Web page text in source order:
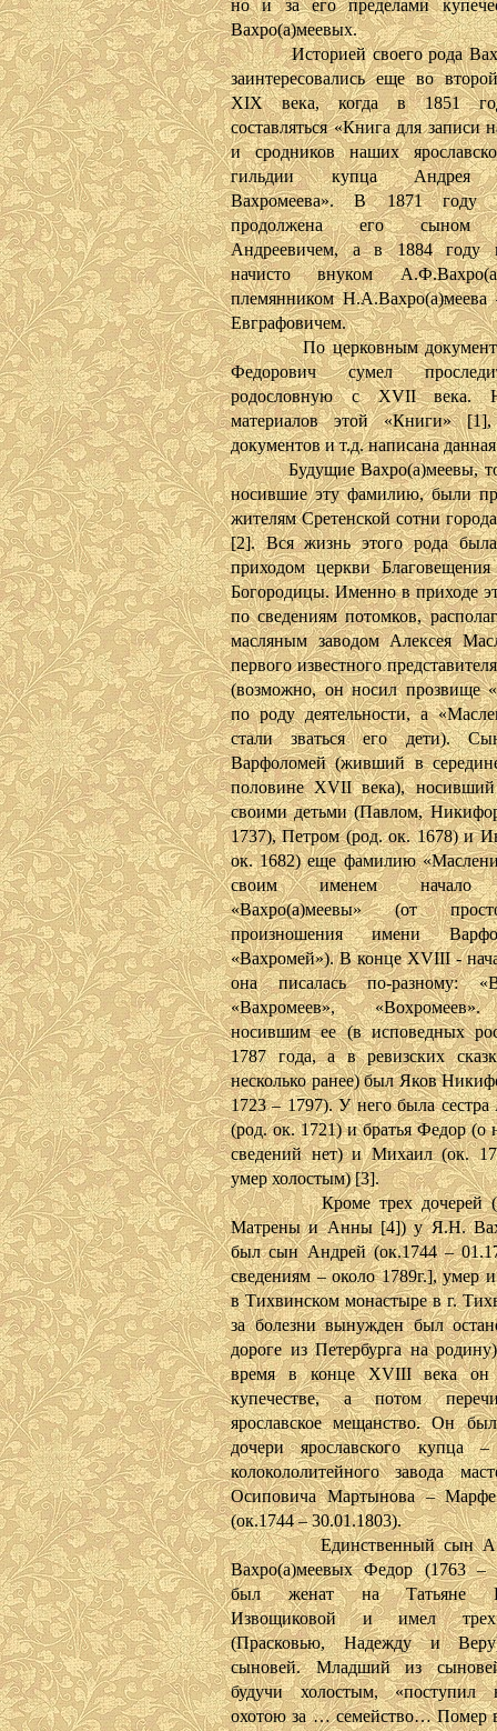
но и за его пределами
Вахро(а)меевых.
Историей своего рода
заинтересовались еще во
XIX века, когда в 1851
составляться «Книга для записи
и сродников наших
гильдии купца Андрея
Вахромеева». В 1871 году
продолжена его сыном
Андреевичем, а в 1884 году
начисто внуком
племянником
Евграфовичем.
По церковным
Федорович сумел
родословную с XVII века.
материалов этой «Книги»
документов и т.д. написана данная
Будущие Вахро(а)меевы,
носившие эту фамилию, были
жителям Сретенской сотни
[2]. Вся жизнь этого рода была
приходом церкви Благовещения
Богородицы. Именно в приходе
по сведениям потомков,
масляным заводом Алексея
первого известного
(возможно, он носил прозвище
по роду деятельности, а
стали зваться его дети).
Варфоломей (живший в
половине XVII века), носивший
своими детьми (Павлом,
1737), Петром (род. ок. 1678) и
ок. 1682) еще фамилию
своим именем начало
«Вахро(а)меевы» (от
произношения имени
«Вахромей»). В конце XVIII -
она писалась по-разному:
«Вахромеев»,
носившим ее (в исповедных
1787 года, а в ревизских
несколько ранее) был Яков
1723 – 1797). У него была
(род. ок. 1721) и братья Федор (о
сведений нет) и Михаил (ок.
умер холостым) [3].
Кроме трех дочерей
Матрены и Анны [4]) у Я.Н.
был сын Андрей (ок.1744 –
сведениям – около 1789г.], умер
в Тихвинском монастыре в г.
за болезни вынужден был
дороге из Петербурга на
время в конце XVIII века
купечестве, а потом
ярославское мещанство. Он
дочери ярославского купца –
колокололитейного завода
Осиповича Мартынова –
(ок.1744 – 30.01.1803).
Единственный сын
Вахро(а)меевых Федор (1763 –
был женат на Татьяне
Извощиковой и имел трех
(Прасковью, Надежду и
сыновей. Младший из
будучи холостым, «поступил
охотою за … семейство… Помер